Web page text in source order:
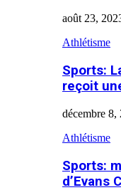
août 23,
Athlétisme
Sports:
reçoit
décembre 8,
Athlétisme
Sports:
d’Evans